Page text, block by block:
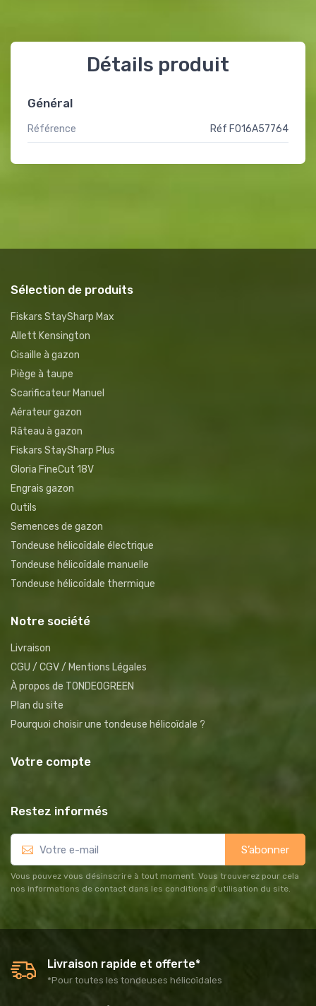
Détails produit
Général
Référence Réf F016A57764
Sélection de produits
Fiskars StaySharp Max
Allett Kensington
Cisaille à gazon
Piège à taupe
Scarificateur Manuel
Aérateur gazon
Râteau à gazon
Fiskars StaySharp Plus
Gloria FineCut 18V
Engrais gazon
Outils
Semences de gazon
Tondeuse hélicoïdale électrique
Tondeuse hélicoïdale manuelle
Tondeuse hélicoïdale thermique
Notre société
Livraison
CGU / CGV / Mentions Légales
À propos de TONDEOGREEN
Plan du site
Pourquoi choisir une tondeuse hélicoïdale ?
Votre compte
Restez informés
S’abonner
Vous pouvez vous désinscrire à tout moment. Vous trouverez pour cela
nos informations de contact dans les conditions d'utilisation du site.
Livraison rapide et offerte*
*Pour toutes les tondeuses hélicoïdales